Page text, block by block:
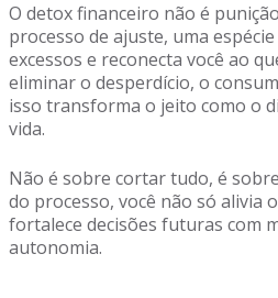
O detox financeiro não é
processo de ajuste, uma
excessos e reconecta você ao
eliminar o desperdício, o
isso transforma o jeito como o
vida.
Não é sobre cortar tudo, é
do processo, você não só alivia
fortalece decisões futuras com
autonomia.